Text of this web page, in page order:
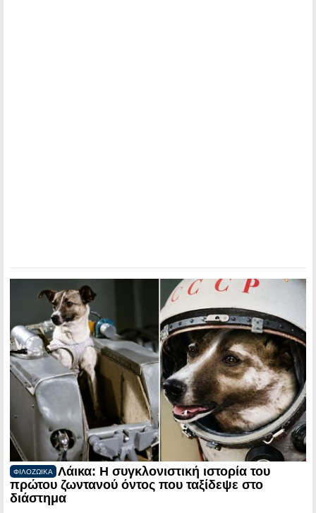
ΦΙΛΟΖΩΙΚΑ
Λάικα: Η συγκλονιστική ιστορία του
πρώτου ζωντανού όντος που ταξίδεψε στο
διάστημα